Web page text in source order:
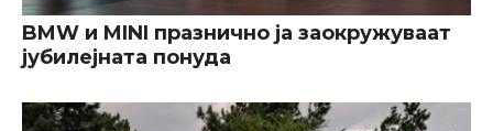
BMW и MINI празнично ја заокружуваат
јубилејната понуда